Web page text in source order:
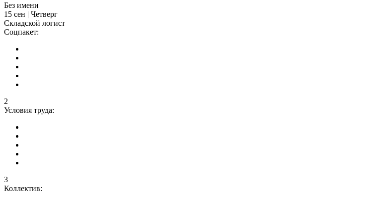
Без имени
15 сен | Четверг
Складской логист
Соцпакет:
2
Условия труда:
3
Коллектив: